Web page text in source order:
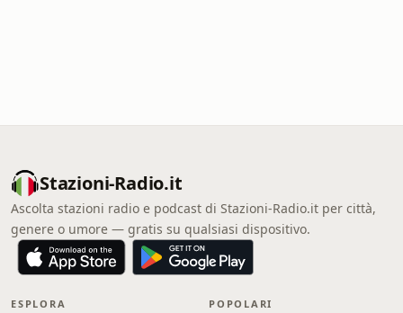
Stazioni-Radio.it
Ascolta stazioni radio e podcast di Stazioni-Radio.it per città,
genere o umore — gratis su qualsiasi dispositivo.
ESPLORA POPOLARI